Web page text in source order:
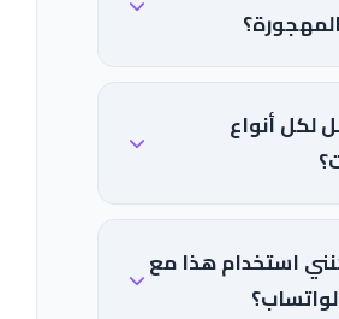
لكل أنواع
استخدام هذا مع